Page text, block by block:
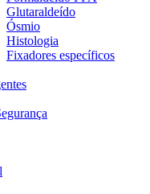
Glutaraldeído
Ósmio
Histologia
Fixadores específicos